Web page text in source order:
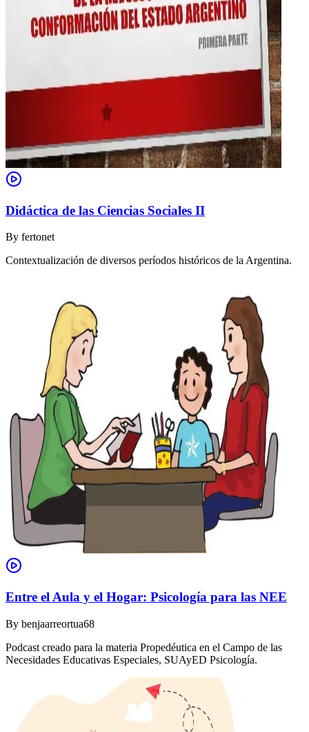
Didáctica de las Ciencias Sociales II
By fertonet
Contextualización de diversos períodos históricos de la Argentina.
Entre el Aula y el Hogar: Psicología para las NEE
By benjaarreortua68
Podcast creado para la materia Propedéutica en el Campo de las
Necesidades Educativas Especiales, SUAyED Psicología.